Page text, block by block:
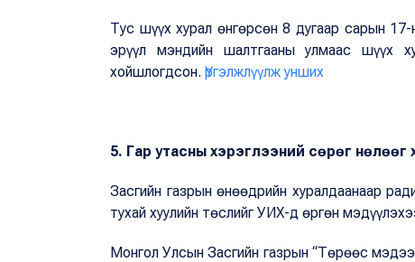
Тус шүүх хурал өнгөрсөн 8 дугаар сарын
эрүүл мэндийн шалтгааны улмаас шүүх
хойшлогдсон. Үргэлжлүүлж унших
5. Гар утасны хэрэглээний сөрөг нөлөөг
Засгийн газрын өнөөдрийн хуралдаанаар
тухай хуулийн төслийг УИХ-д өргөн
Монгол Улсын Засгийн газрын “Төрөөс